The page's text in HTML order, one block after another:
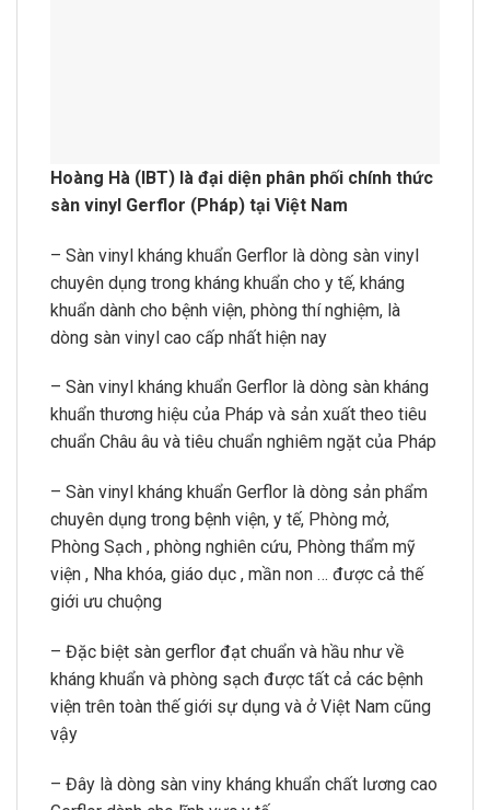
Hoàng Hà (IBT) là đại diện phân phối chính thức
sàn vinyl Gerflor (Pháp) tại Việt Nam
– Sàn vinyl kháng khuẩn Gerflor là dòng sàn vinyl
chuyên dụng trong kháng khuẩn cho y tế, kháng
khuẩn dành cho bệnh viện, phòng thí nghiệm, là
dòng sàn vinyl cao cấp nhất hiện nay
– Sàn vinyl kháng khuẩn Gerflor là dòng sàn kháng
khuẩn thương hiệu của Pháp và sản xuất theo tiêu
chuẩn Châu âu và tiêu chuẩn nghiêm ngặt của Pháp
– Sàn vinyl kháng khuẩn Gerflor là dòng sản phẩm
chuyên dụng trong bệnh viện, y tế, Phòng mở,
Phòng Sạch , phòng nghiên cứu, Phòng thẩm mỹ
viện , Nha khóa, giáo dục , mần non … được cả thế
giới ưu chuộng
– Đặc biệt sàn gerflor đạt chuẩn và hầu như về
kháng khuẩn và phòng sạch được tất cả các bệnh
viện trên toàn thế giới sự dụng và ở Việt Nam cũng
vậy
– Đây là dòng sàn viny kháng khuẩn chất lương cao